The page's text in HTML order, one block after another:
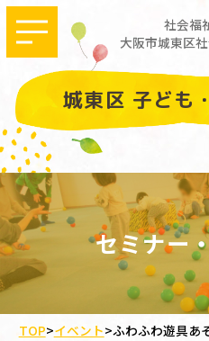
社会福
大阪市城東区
城東区 子ども
セミナー
TOP>イベント>ふわふわ遊具あ